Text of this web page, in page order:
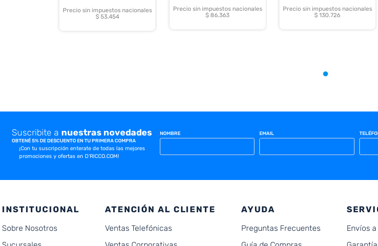
Precio sin impuestos nacionales
$ 53.454
Precio sin impuestos nacionales
$ 86.363
Precio sin impuestos nacionales
$ 130.726
Suscribite a nuestras novedades
OBTENÉ 5% DE DESCUENTO EN TU PRIMERA COMPRA
¡Con tu suscripción enterate de todas las mejores
promociones y ofertas en D'RICCO.COM!
NOMBRE EMAIL
INSTITUCIONAL
Sobre Nosotros
ATENCIÓN AL CLIENTE
Ventas Telefónicas
AYUDA
Preguntas Frecuentes
Envíos